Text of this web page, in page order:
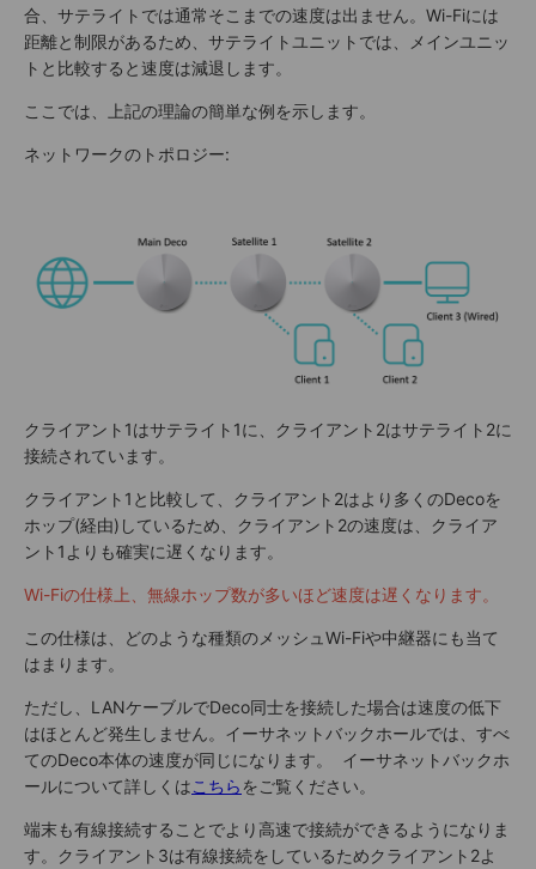
合、サテライトでは通常そこまでの速度は出ません。Wi-Fiには
距離と制限があるため、サテライトユニットでは、メインユニッ
トと比較すると速度は減退します。
ここでは、上記の理論の簡単な例を示します。
ネットワークのトポロジー:
クライアント1はサテライト1に、クライアント2はサテライト2に
接続されています。
クライアント1と比較して、クライアント2はより多くのDecoを
ホップ(経由)しているため、クライアント2の速度は、クライア
ント1よりも確実に遅くなります。
Wi-Fiの仕様上、無線ホップ数が多いほど速度は遅くなります。
この仕様は、どのような種類のメッシュWi-Fiや中継器にも当て
はまります。
ただし、LANケーブルでDeco同士を接続した場合は速度の低下
はほとんど発生しません。イーサネットバックホールでは、すべ
てのDeco本体の速度が同じになります。 イーサネットバックホ
ールについて詳しくはこちら をご覧ください。
端末も有線接続することでより高速で接続ができるようになりま
す。クライアント3は有線接続をしているためクライアント2よ